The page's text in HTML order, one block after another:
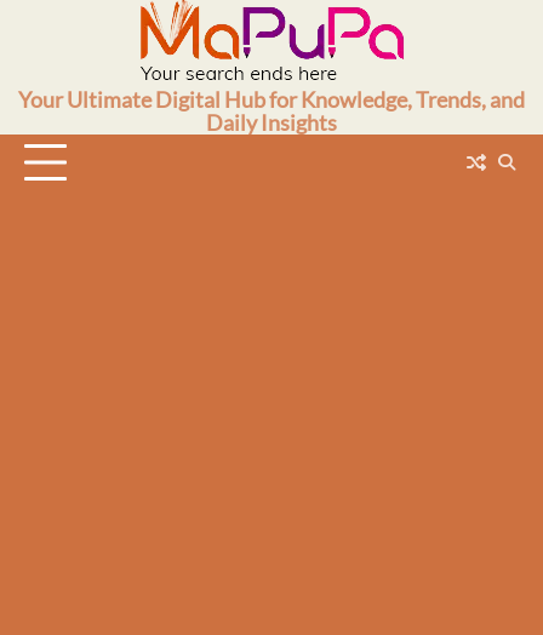
Your Ultimate Digital Hub for Knowledge, Trends, and
Daily Insights